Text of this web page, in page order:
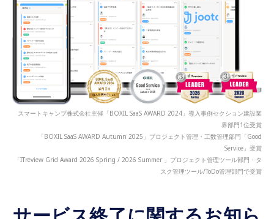
スマートキャンプ株式会社主催「BOXIL SaaS AWARD 2024」導入事例セクション建設業
界部門1位受賞
「BOXIL SaaS AWARD Autumn 2025」プロジェクト管理・工数管理部門「Good
Service」受賞
「ITreview Grid Award 2026 Spring / 2026 Summer 」プロジェクト管理ツール部門・タ
スク管理ツール/ToDo管理部門で受賞